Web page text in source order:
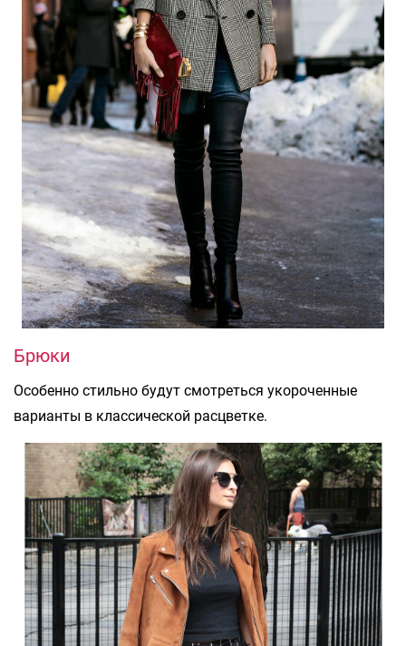
Брюки
Особенно стильно будут смотреться укороченные
варианты в классической расцветке.